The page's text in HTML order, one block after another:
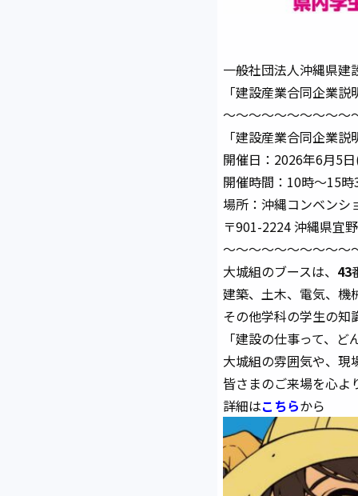
一般社団法人沖縄県建
「建設産業合同企業
～～～～～～～～～～
「建設産業合同企業
開催日：2026年6月5
開催時間：10時～15時
場所：沖縄コンベンシ
〒901-2224 沖縄県宜
～～～～～～～～～～
大城組のブースは、 43
建築、土木、電気、機
その他学科の学生の知
「建設の仕事って、
大城組の雰囲気や、現
皆さまのご来場を心よ
詳細はこちらから